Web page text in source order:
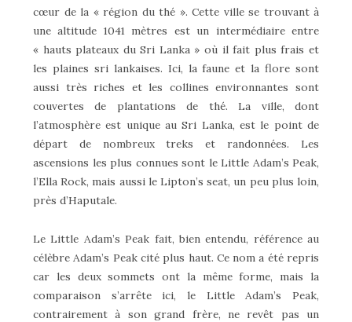
cœur de la « région du thé ». Cette ville se trouvant à
une altitude 1041 mètres est un intermédiaire entre
« hauts plateaux du Sri Lanka » où il fait plus frais et
les plaines sri lankaises. Ici, la faune et la flore sont
aussi très riches et les collines environnantes sont
couvertes de plantations de thé. La ville, dont
l’atmosphère est unique au Sri Lanka, est le point de
départ de nombreux treks et randonnées. Les
ascensions les plus connues sont le Little Adam’s Peak,
l’Ella Rock, mais aussi le Lipton’s seat, un peu plus loin,
près d’Haputale.
Le Little Adam’s Peak fait, bien entendu, référence au
célèbre Adam’s Peak cité plus haut. Ce nom a été repris
car les deux sommets ont la même forme, mais la
comparaison s’arrête ici, le Little Adam’s Peak,
contrairement à son grand frère, ne revêt pas un